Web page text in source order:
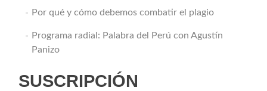
Por qué y cómo debemos combatir el plagio
Programa radial: Palabra del Perú con Agustín
Panizo
SUSCRIPCIÓN